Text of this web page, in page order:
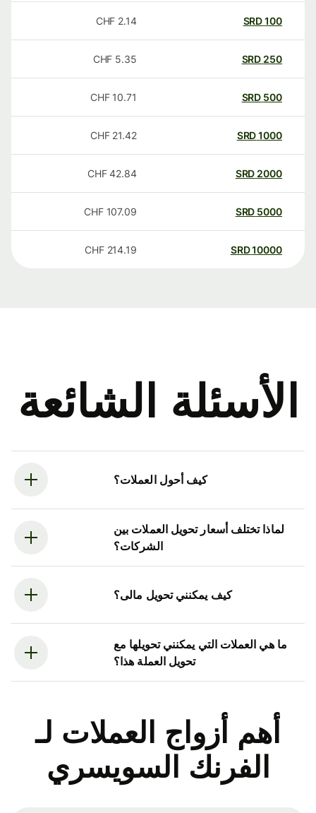
100
SRD
2.14
CHF
250
SRD
5.35
CHF
500
SRD
10.71
CHF
1000
SRD
21.42
CHF
2000
SRD
42.84
CHF
5000
SRD
107.09
CHF
10000
SRD
214.19
CHF
الأسئلة الشائعة
كيف أحول العملات؟
لماذا تختلف أسعار تحويل العملات بين
الشركات؟
كيف يمكنني تحويل مالى؟
ما هي العملات التي يمكنني تحويلها مع
تحويل العملة هذا؟
أهم أزواج العملات لـ
الفرنك السويسري